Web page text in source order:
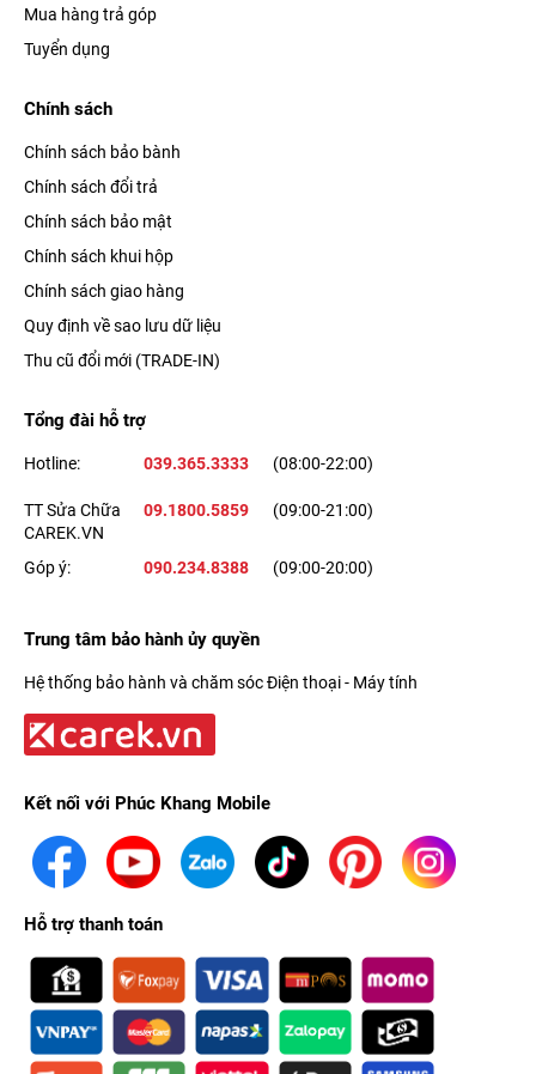
Mua hàng trả góp
Tuyển dụng
Chính sách
Chính sách bảo bành
Chính sách đổi trả
Chính sách bảo mật
Chính sách khui hộp
Chính sách giao hàng
Quy định về sao lưu dữ liệu
Thu cũ đổi mới (TRADE-IN)
Tổng đài hỗ trợ
Hotline: 039.365.3333 (08:00-22:00)
TT Sửa Chữa
CAREK.VN
09.1800.5859 (09:00-21:00)
Góp ý: 090.234.8388 (09:00-20:00)
Trung tâm bảo hành ủy quyền
Hệ thống bảo hành và chăm sóc Điện thoại - Máy tính
Kết nối với Phúc Khang Mobile
Hỗ trợ thanh toán